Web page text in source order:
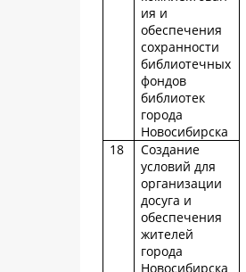
ия и
обеспечения
сохранности
библиотечных
фондов
библиотек
города
Новосибирска
18
Создание
условий для
организации
досуга и
обеспечения
жителей
города
Новосибирска